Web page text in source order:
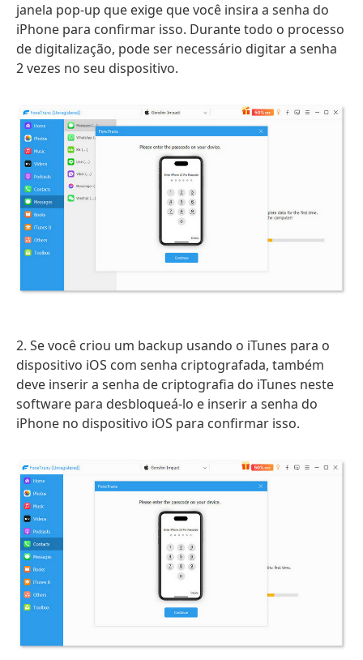
janela pop-up que exige que você insira a senha do
iPhone para confirmar isso. Durante todo o processo
de digitalização, pode ser necessário digitar a senha
2 vezes no seu dispositivo.
2. Se você criou um backup usando o iTunes para o
dispositivo iOS com senha criptografada, também
deve inserir a senha de criptografia do iTunes neste
software para desbloqueá-lo e inserir a senha do
iPhone no dispositivo iOS para confirmar isso.